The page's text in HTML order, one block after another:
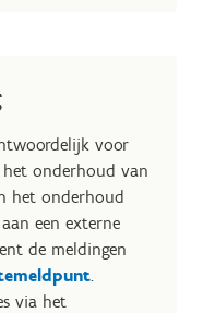
voor
onderhoud van
het onderhoud
een externe
de meldingen
.
via het